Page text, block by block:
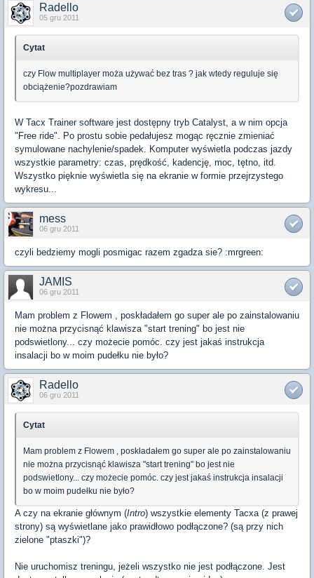
Radello
05 gru 2011
Cytat
czy Flow multiplayer moża używać bez tras ? jak wtedy reguluje się
obciążenie?pozdrawiam
W Tacx Trainer software jest dostępny tryb Catalyst, a w nim opcja
"Free ride". Po prostu sobie pedałujesz mogąc ręcznie zmieniać
symulowane nachylenie/spadek. Komputer wyświetla podczas jazdy
wszystkie parametry: czas, prędkość, kadencję, moc, tętno, itd.
Wszystko pięknie wyświetla się na ekranie w formie przejrzystego
wykresu...
mess
06 gru 2011
czyli bedziemy mogli posmigac razem zgadza sie? :mrgreen:
JAMIS
06 gru 2011
Mam problem z Flowem , poskładałem go super ale po zainstalowaniu
nie można przycisnąć klawisza "start trening" bo jest nie
podswietlony... czy możecie pomóc. czy jest jakaś instrukcja
insalacji bo w moim pudełku nie było?
Radello
06 gru 2011
Cytat
Mam problem z Flowem , poskładałem go super ale po zainstalowaniu
nie można przycisnąć klawisza "start trening" bo jest nie
podswietlony... czy możecie pomóc. czy jest jakaś instrukcja insalacji
bo w moim pudełku nie było?
A czy na ekranie głównym (Intro) wszystkie elementy Tacxa (z prawej
strony) są wyświetlane jako prawidłowo podłączone? (są przy nich
zielone "ptaszki")?
Nie uruchomisz treningu, jeżeli wszystko nie jest podłączone. Jest